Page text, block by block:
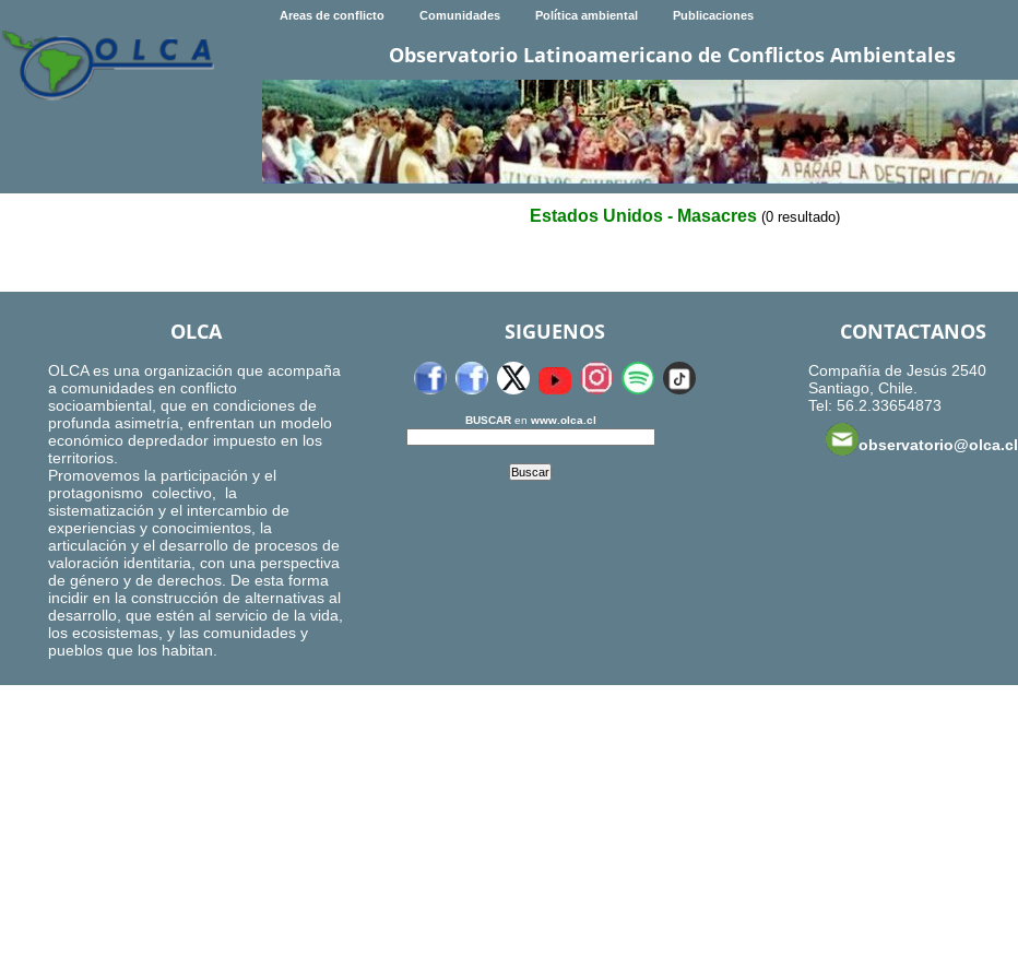
Areas de conflicto Comunidades Política ambiental Publicaciones
Observatorio Latinoamericano de Conflictos Ambientales
Estados Unidos - Masacres (0 resultado)
OLCA
OLCA es una organización que acompaña
a comunidades en conflicto
socioambiental, que en condiciones de
profunda asimetría, enfrentan un modelo
económico depredador impuesto en los
territorios.
Promovemos la participación y el
protagonismo colectivo, la
sistematización y el intercambio de
experiencias y conocimientos, la
articulación y el desarrollo de procesos de
valoración identitaria, con una perspectiva
de género y de derechos. De esta forma
incidir en la construcción de alternativas al
desarrollo, que estén al servicio de la vida,
los ecosistemas, y las comunidades y
pueblos que los habitan.
SIGUENOS
BUSCARen www.olca.cl
CONTACTANOS
Compañía de Jesús 2540
Santiago, Chile.
Tel: 56.2.33654873
observatorio@olca.cl